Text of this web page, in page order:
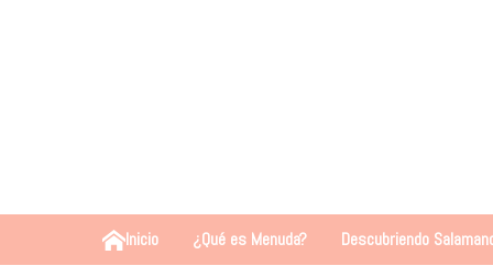
Inicio ¿Qué es Menuda? Descubriendo